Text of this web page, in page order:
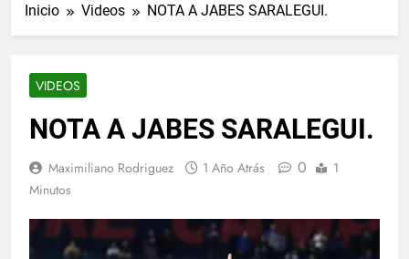
Inicio Videos NOTA A JABES SARALEGUI.
VIDEOS
NOTA A JABES SARALEGUI.
Maximiliano Rodriguez 1 Año Atrás 0
1
Minutos